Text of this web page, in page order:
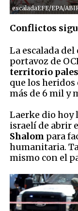
escaladaEFE/EPA/
Conflictos
La escalada
portavoz de
territorio
que los heridos
más de 6 mil y
Laerke dio hoy
israelí de abrir
Shalom para
humanitaria.
mismo con el